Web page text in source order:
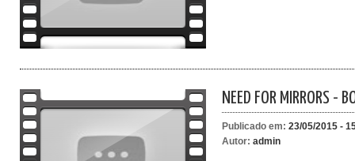
NEED FOR MIRRORS -
Publicado em: 23/05/2015 -
Autor: admin